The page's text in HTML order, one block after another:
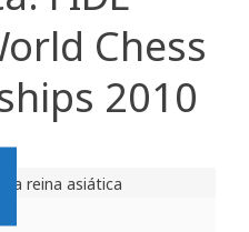
Chess
2010